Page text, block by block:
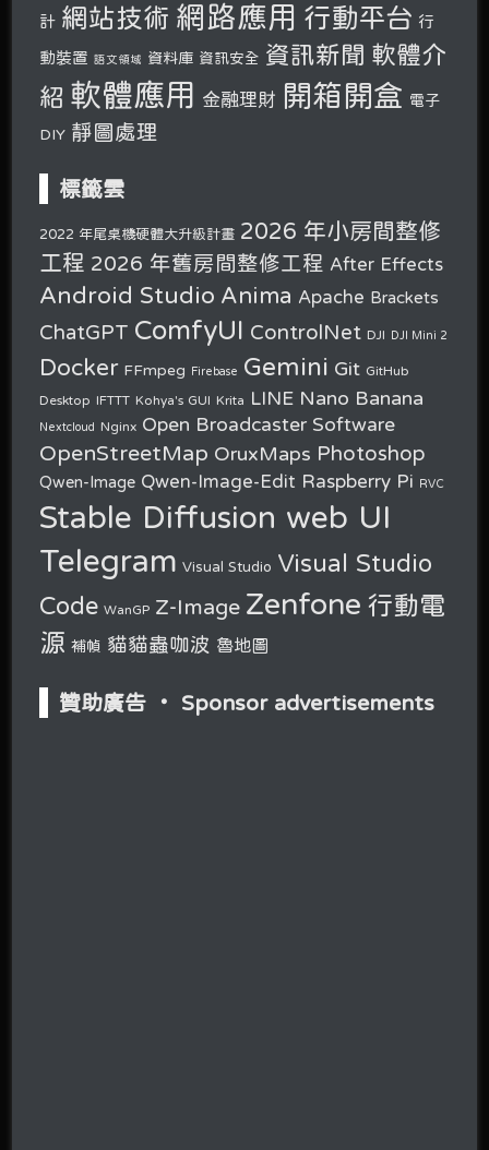
計 網站技術 網路應用 行動平台 行
動裝置 語文領域 資料庫 資訊安全 資訊新聞 軟體介
紹 軟體應用 金融理財 開箱開盒 電子
DIY 靜圖處理
標籤雲
2022 年尾桌機硬體大升級計畫 2026 年小房間整修
工程 2026 年舊房間整修工程 After Effects
Android Studio Anima Apache Brackets
ChatGPT ComfyUI ControlNet DJI DJI Mini 2
Docker FFmpeg Firebase Gemini Git GitHub
Desktop IFTTT Kohya's GUI Krita LINE Nano Banana
Nextcloud Nginx Open Broadcaster Software
OpenStreetMap OruxMaps Photoshop
Qwen-Image Qwen-Image-Edit Raspberry Pi RVC
Stable Diffusion web UI
Telegram Visual Studio Visual Studio
Code WanGP Z-Image Zenfone 行動電
源 補幀 貓貓蟲咖波 魯地圖
贊助廣告 ‧ Sponsor advertisements